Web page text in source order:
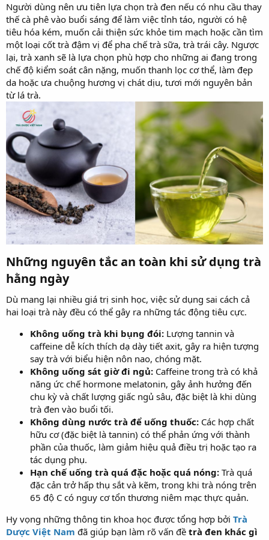
Người dùng nên ưu tiên lựa chọn trà đen nếu có nhu cầu thay
thế cà phê vào buổi sáng để làm việc tỉnh táo, người có hệ
tiêu hóa kém, muốn cải thiện sức khỏe tim mạch hoặc cần tìm
một loại cốt trà đậm vị để pha chế trà sữa, trà trái cây. Ngược
lại, trà xanh sẽ là lựa chọn phù hợp cho những ai đang trong
chế độ kiểm soát cân nặng, muốn thanh lọc cơ thể, làm đẹp
da hoặc ưa chuộng hương vị chát dịu, tươi mới nguyên bản
từ lá trà.
Những nguyên tắc an toàn khi sử dụng trà
hằng ngày​
Dù mang lại nhiều giá trị sinh học, việc sử dụng sai cách cả
hai loại trà này đều có thể gây ra những tác động tiêu cực.
Không uống trà khi bụng đói: Lượng tannin và
caffeine dễ kích thích dạ dày tiết axit, gây ra hiện tượng
say trà với biểu hiện nôn nao, chóng mặt.
Không uống sát giờ đi ngủ: Caffeine trong trà có khả
năng ức chế hormone melatonin, gây ảnh hưởng đến
chu kỳ và chất lượng giấc ngủ sâu, đặc biệt là khi dùng
trà đen vào buổi tối.
Không dùng nước trà để uống thuốc: Các hợp chất
hữu cơ (đặc biệt là tannin) có thể phản ứng với thành
phần của thuốc, làm giảm hiệu quả điều trị hoặc tạo ra
tác dụng phụ.
Hạn chế uống trà quá đặc hoặc quá nóng: Trà quá
đặc cản trở hấp thụ sắt và kẽm, trong khi trà nóng trên
65 độ C có nguy cơ tổn thương niêm mạc thực quản.
Hy vọng những thông tin khoa học được tổng hợp bởi Trà
Dược Việt Nam đã giúp bạn làm rõ vấn đề trà đen khác gì